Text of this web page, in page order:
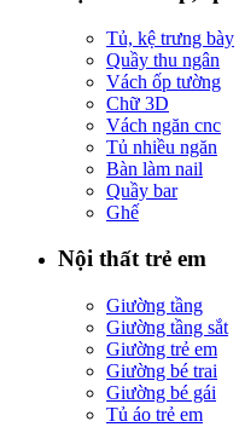
Tủ, kệ trưng bày
Quầy thu ngân
Vách ốp tường
Chữ 3D
Vách ngăn cnc
Tủ nhiều ngăn
Bàn làm nail
Quầy bar
Ghế
Nội thất trẻ em
Giường tầng
Giường tầng sắt
Giường trẻ em
Giường bé trai
Giường bé gái
Tủ áo trẻ em